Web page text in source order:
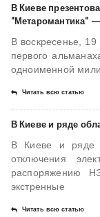
В Киеве
"Метаромантика"
В воскресенье, 19
первого
одноименной
Читать всю статью
В Киеве и ряде
В Киеве и ряде
отключения
распоряжению
экстренные
Читать всю статью